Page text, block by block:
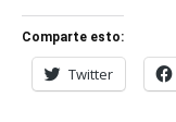
Comparte esto:
Twitter